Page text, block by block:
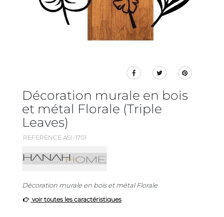
Décoration murale en bois
et métal Florale (Triple
Leaves)
REFERENCE ASI-1701
Décoration murale en bois et métal Florale
voir toutes les caractéristiques